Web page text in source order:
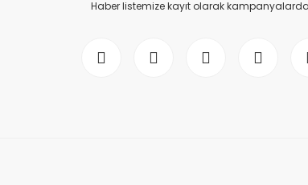
Haber listemize kayıt olarak